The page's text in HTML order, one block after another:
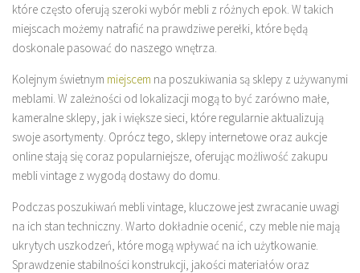
które często oferują szeroki wybór mebli z różnych epok. W takich
miejscach możemy natrafić na prawdziwe perełki, które będą
doskonale pasować do naszego wnętrza.
Kolejnym świetnym miejscem na poszukiwania są sklepy z używanymi
meblami. W zależności od lokalizacji mogą to być zarówno małe,
kameralne sklepy, jak i większe sieci, które regularnie aktualizują
swoje asortymenty. Oprócz tego, sklepy internetowe oraz aukcje
online stają się coraz popularniejsze, oferując możliwość zakupu
mebli vintage z wygodą dostawy do domu.
Podczas poszukiwań mebli vintage, kluczowe jest zwracanie uwagi
na ich stan techniczny. Warto dokładnie ocenić, czy meble nie mają
ukrytych uszkodzeń, które mogą wpływać na ich użytkowanie.
Sprawdzenie stabilności konstrukcji, jakości materiałów oraz